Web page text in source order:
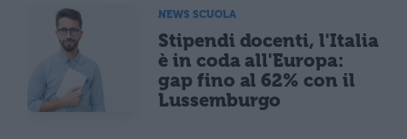
NEWS SCUOLA
Stipendi docenti, l'Italia
è in coda all'Europa:
gap fino al 62% con il
Lussemburgo